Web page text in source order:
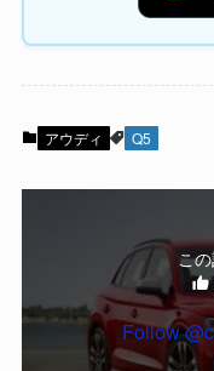
アウディ Q5
こ
Follow